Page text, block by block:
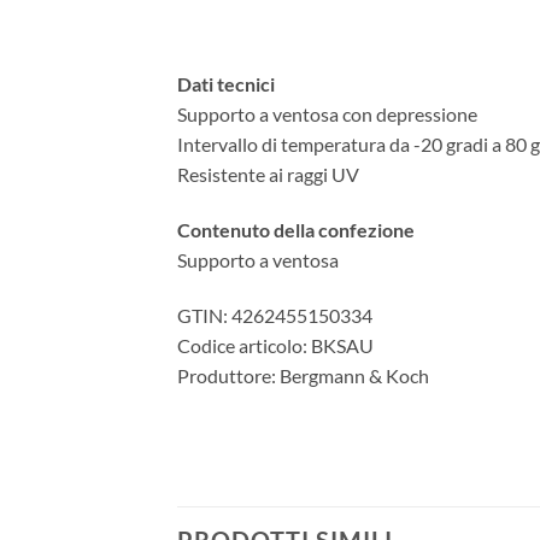
Dati tecnici
Supporto a ventosa con depressione
Intervallo di temperatura da -20 gradi a 80
Resistente ai raggi UV
Contenuto della confezione
Supporto a ventosa
GTIN: 4262455150334
Codice articolo: BKSAU
Produttore: Bergmann & Koch